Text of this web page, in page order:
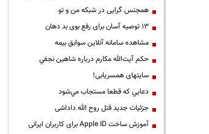
همجنس گرایی در شبکه من و تو
13 توصیه آسان برای رفع بوی بد دهان
مشاهده سامانه آنلاين سوابق بیمه
حكم آيت‌الله مكارم درباره شاهين نجفي
سایتهای همسریابی!
دعايي كه قطعا مستجاب مي‌شود
جزئیات جدید قتل روح الله داداشی
آموزش ساخت Apple ID برای کاربران ایرانی